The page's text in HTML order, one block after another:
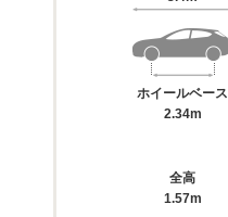
ホイールベース
2.34m
全高
1.57m